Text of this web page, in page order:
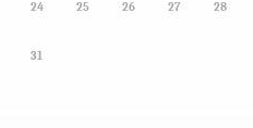
24 25 26 27 28
31